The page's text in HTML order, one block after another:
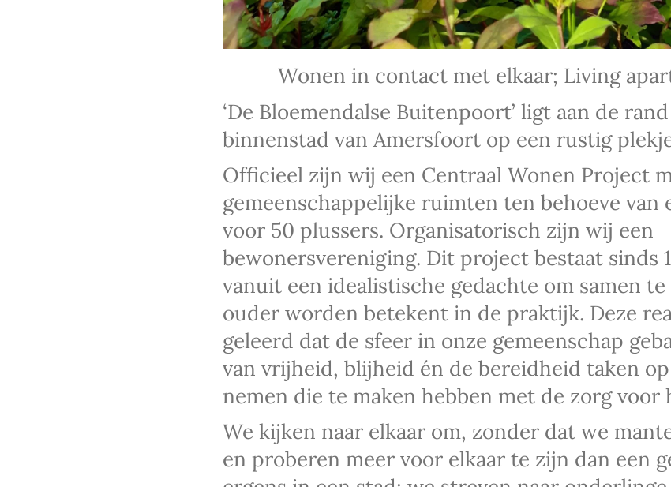
Wonen in contact met elkaar; Living
‘De Bloemendalse Buitenpoort’ ligt aan de
binnenstad van Amersfoort op een rustig
Officieel zijn wij een Centraal Wonen Project
gemeenschappelijke ruimten ten behoeve
voor 50 plussers. Organisatorisch zijn wij een
bewonersvereniging. Dit project bestaat sinds
vanuit een idealistische gedachte om samen
ouder worden betekent in de praktijk. Deze
geleerd dat de sfeer in onze gemeenschap
van vrijheid, blijheid én de bereidheid taken
nemen die te maken hebben met de zorg voor
We kijken naar elkaar om, zonder dat we
en proberen meer voor elkaar te zijn dan een